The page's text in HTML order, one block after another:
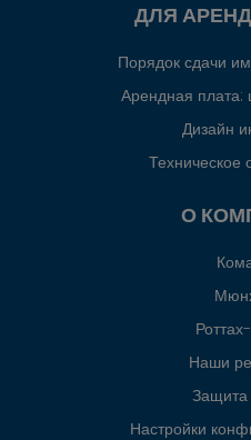
ДЛЯ
Порядок сдачи
Арендная плата:
Дизайн
Техническое
О
Наши
Настройки